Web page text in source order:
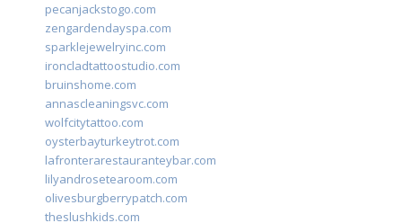
pecanjackstogo.com
zengardendayspa.com
sparklejewelryinc.com
ironcladtattoostudio.com
bruinshome.com
annascleaningsvc.com
wolfcitytattoo.com
oysterbayturkeytrot.com
lafronterarestauranteybar.com
lilyandrosetearoom.com
olivesburgberrypatch.com
theslushkids.com